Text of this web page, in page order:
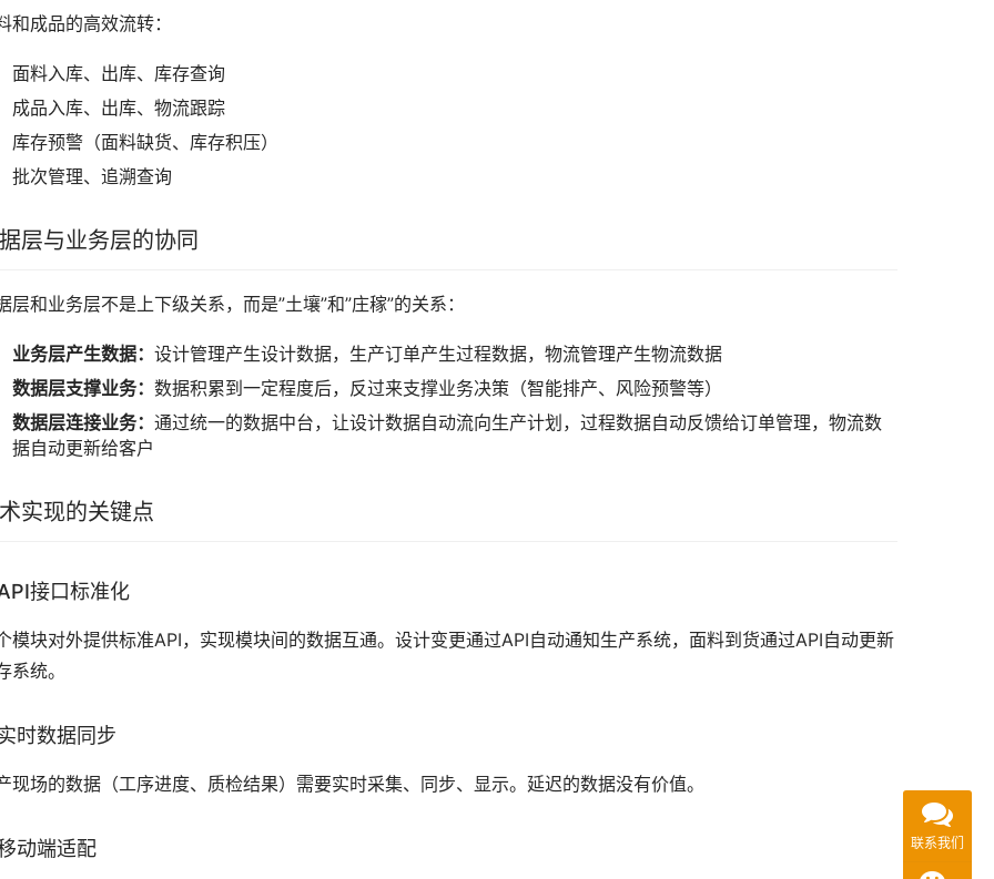
和成品的高效流转：
面料入库、出库、库存查询
成品入库、出库、物流跟踪
库存预警（面料缺货、库存积压）
批次管理、追溯查询
层与业务层的协同
层和业务层不是上下级关系，而是”土壤”和”庄稼”的关系：
业务层产生数据： 设计管理产生设计数据，生产订单产生过程数据，物流管理产生物流数据
数据层支撑业务： 数据积累到一定程度后，反过来支撑业务决策（智能排产、风险预警等）
数据层连接业务： 通过统一的数据中台，让设计数据自动流向生产计划，过程数据自动反馈给订单管理，物流数
据自动更新给客户
实现的关键点
接口标准化
模块对外提供标准API，实现模块间的数据互通。设计变更通过API自动通知生产系统，面料到货通过API自动更新
系统。
时数据同步
现场的数据（工序进度、质检结果）需要实时采集、同步、显示。延迟的数据没有价值。
动端适配 联系我们